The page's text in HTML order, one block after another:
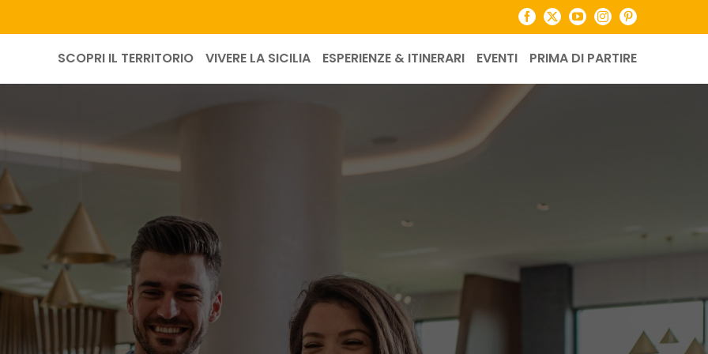
Facebook
X YouTubeInstagramPinterest
SCOPRI IL TERRITORIO VIVERE LA SICILIA ESPERIENZE & ITINERARI EVENTI PRIMA DI PARTIRE